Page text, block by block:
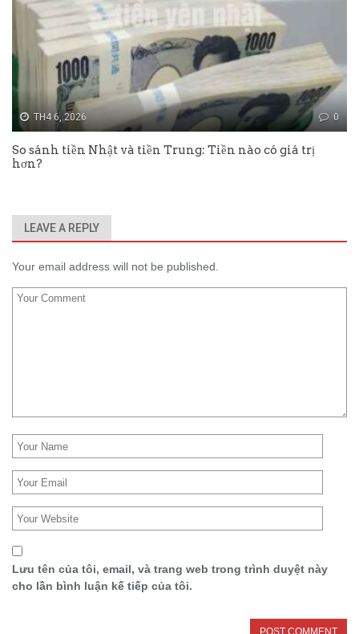
TH4 6, 2026 0
So sánh tiền Nhật và tiền Trung: Tiền nào có giá trị
hơn?
LEAVE A REPLY
Your email address will not be published.
Lưu tên của tôi, email, và trang web trong trình duyệt này
cho lần bình luận kế tiếp của tôi.